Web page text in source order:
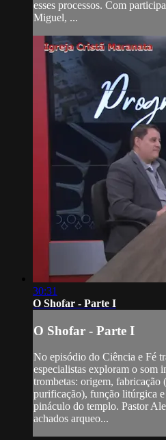
esses processos. Com
Miguel, ...
30:31
O Shofar - Parte I
O Shofar - Parte I
No episódio do Ciência e Fé
especialistas exploram o som
trombetas: origem,
purificação), função litúrgica
pináculo do templo. Pastor
achados arqueo...